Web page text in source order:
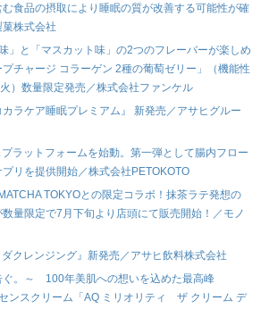
食品の摂取により睡眠の質が改善する可能性が確
株式会社
」と「マスカット味」の2つのフレーバーが楽しめ
チャージ コラーゲン 2種の葡萄ゼリー」（機能性
）数量限定発売／株式会社ファンケル
ラケア睡眠プレミアム』 新発売／アサヒグルー
ラットフォームを始動。第一弾として腸内フロー
リを提供開始／株式会社PETOKOTO
TOKYOとの限定コラボ！抹茶ラテ発想の
量限定で7月下旬より店頭にて販売開始！／モノ
ダクレンジング』新発売／アサヒ飲料株式会社
ぐ。～ 100年美肌への想いを込めた最高峰
ンスクリーム「AQ ミリオリティ ザ クリーム デ